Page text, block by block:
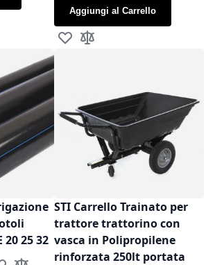
Aggiungi al Carrello
Aggiungi alla lista desideri
Aggiungi al confronto
20 25 32
STI Carrello Trainato per
trattore trattorino con
vasca in Polipropilene
rinforzata 250lt portata